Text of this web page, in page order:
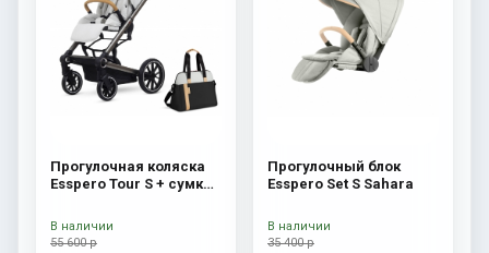
Прогулочная коляска
Esspero Tour S + сумка
55 600 р
В наличии
Прогулочный блок
Esspero Set S Sahara
35 400 р
В наличии